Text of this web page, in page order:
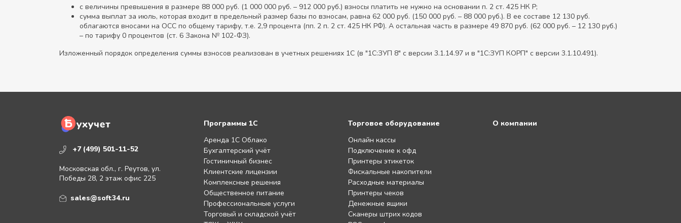
с величины превышения в размере 88 000 руб. (1 000 000 руб. – 912 000 руб.) взносы платить не нужно на основании п. 2 ст. 425 НК Р;
сумма выплат за июль, которая входит в предельный размер базы по взносам, равна 62 000 руб. (150 000 руб. – 88 000 руб.). В ее составе 12 130 руб.
облагаются вносами на ОСС по общему тарифу, т.е. 2,9 процента (пп. 2 п. 2 ст. 425 НК РФ). А остальная часть в размере 49 870 руб. (62 000 руб. – 12 130 руб.)
– по тарифу 0 процентов (ст. 6 Закона № 102-ФЗ).
Изложенный порядок определения суммы взносов реализован в учетных решениях 1С (в "1С:ЗУП 8" с версии 3.1.14.97 и в "1С:ЗУП КОРП" с версии 3.1.10.491).
+7 (499) 501-11-52
Московская обл., г. Реутов, ул.
Победы 28, 2 этаж офис 225
sales@soft34.ru
Программы 1С
Аренда 1С Облако
Бухгалтерский учёт
Гостиничный бизнес
Клиентские лицензии
Комплексные решения
Общественное питание
Профессиональные услуги
Торговый и складской учёт
Торговое оборудование
Онлайн кассы
Подключение к офд
Принтеры этикеток
Фискальные накопители
Расходные материалы
Принтеры чеков
Денежные ящики
Сканеры штрих кодов
О компании